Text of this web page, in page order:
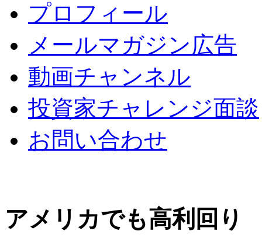
プロフィール
メールマガジン広告
動画チャンネル
投資家チャレンジ面談
お問い合わせ
アメリカでも高利回り